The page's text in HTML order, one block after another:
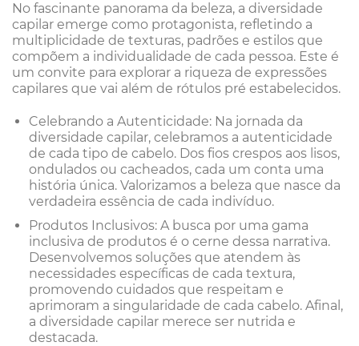
No fascinante panorama da beleza, a diversidade
capilar emerge como protagonista, refletindo a
multiplicidade de texturas, padrões e estilos que
compõem a individualidade de cada pessoa. Este é
um convite para explorar a riqueza de expressões
capilares que vai além de rótulos pré estabelecidos.
Celebrando a Autenticidade: Na jornada da
diversidade capilar, celebramos a autenticidade
de cada tipo de cabelo. Dos fios crespos aos lisos,
ondulados ou cacheados, cada um conta uma
história única. Valorizamos a beleza que nasce da
verdadeira essência de cada indivíduo.
Produtos Inclusivos: A busca por uma gama
inclusiva de produtos é o cerne dessa narrativa.
Desenvolvemos soluções que atendem às
necessidades específicas de cada textura,
promovendo cuidados que respeitam e
aprimoram a singularidade de cada cabelo. Afinal,
a diversidade capilar merece ser nutrida e
destacada.